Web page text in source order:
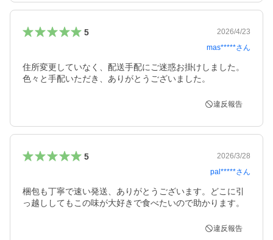
5
2026/4/23
mas*****さん
住所変更していなく、配送手配にご迷惑お掛けしました。
色々と手配いただき、ありがとうございました。
違反報告
5
2026/3/28
pal*****さん
梱包も丁寧で速い発送、ありがとうございます。どこに引
っ越ししてもこの味が大好きで食べたいので助かります。
違反報告